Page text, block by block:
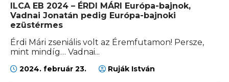
ILCA EB 2024 – ÉRDI MÁRI Európa-bajnok,
Vadnai Jonatán pedig Európa-bajnoki
ezüstérmes
Érdi Mári zseniális volt az Éremfutamon! Persze,
mint mindíg… Vadnai...
2024. február 23. Ruják István